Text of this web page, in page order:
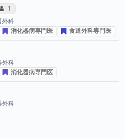
コミュニケーション・タイプ投票数
1
外科
消化器病専門医 食道外科専門医
外科
消化器病専門医
外科